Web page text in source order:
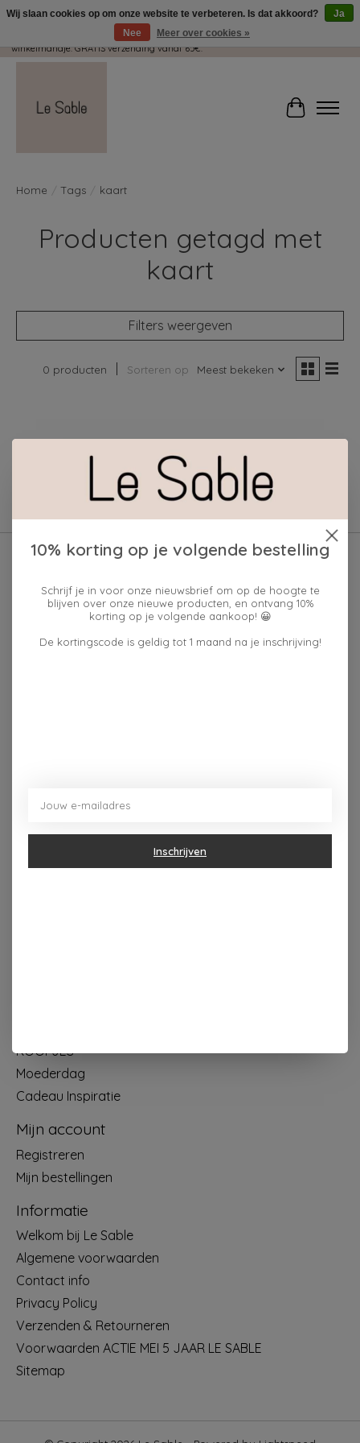
Wij pakken met plezier jouw kadootjes GRATIS in! Duid dit zeker aan in je
winkelmandje. GRATIS verzending vanaf 65€.
Home Tags kaart
Producten getagd met
kaart
Filters weergeven
0 producten Sorteren op Meest bekeken
Geen producten gevonden!
zaterdag 10u - 17u ---zondag maandag gesloten
Categorieën
KOOPJES
Moederdag
Cadeau Inspiratie
Mijn account
Registreren
Mijn bestellingen
Informatie
Welkom bij Le Sable
Algemene voorwaarden
Contact info
Privacy Policy
Verzenden & Retourneren
Voorwaarden ACTIE MEI 5 JAAR LE SABLE
Sitemap
Wij slaan cookies op om onze website te verbeteren. Is dat akkoord?
Ja
Nee
Meer over cookies »
10% korting op je volgende bestelling
Schrijf je in voor onze nieuwsbrief om op de hoogte te
blijven over onze nieuwe producten, en ontvang 10%
korting op je volgende aankoop! 😀
De kortingscode is geldig tot 1 maand na je inschrijving!
Inschrijven